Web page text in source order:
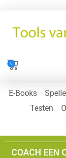
0
E-Books
Testen
COACH EEN